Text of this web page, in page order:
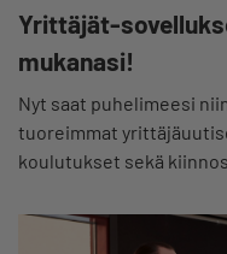
Yrittäjät-
mukanasi!
Nyt saat puhelimeesi
tuoreimmat
koulutukset sekä